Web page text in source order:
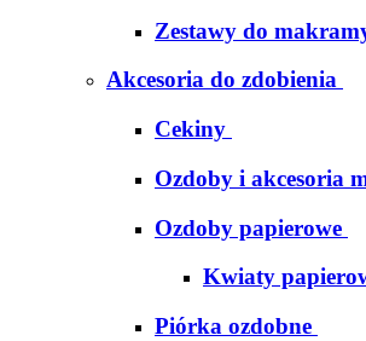
Zestawy do
Akcesoria do zdobienia
Cekiny
Ozdoby i akcesoria
Ozdoby papierowe
Kwiaty
Piórka ozdobne